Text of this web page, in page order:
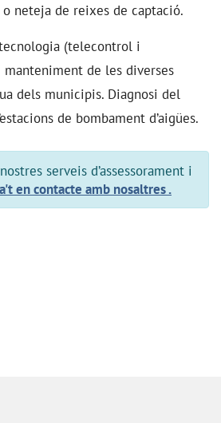
neteja de reixes de captació.
(telecontrol i
de les diverses
dels municipis. Diagnosi del
de bombament d’aigües.
serveis d’assessorament i
en contacte amb nosaltres .